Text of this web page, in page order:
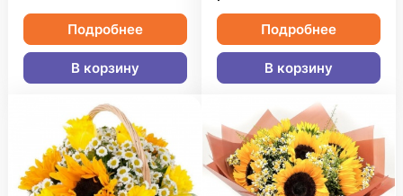
Подробнее
В корзину
Подробнее
В корзину